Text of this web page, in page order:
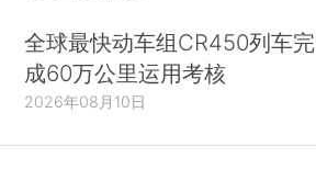
全球最快动车组CR450列车完
成60万公里运用考核
2026年08月10日